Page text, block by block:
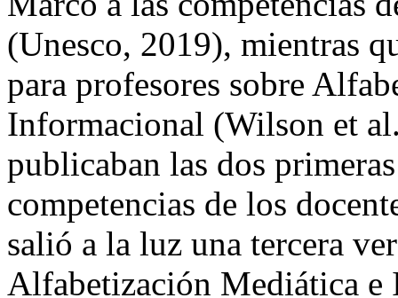
(Unesco, 2019), mientras
para profesores sobre
Informacional (Wilson et
publicaban las dos
competencias de los
salió a la luz una tercera
Alfabetización Mediática